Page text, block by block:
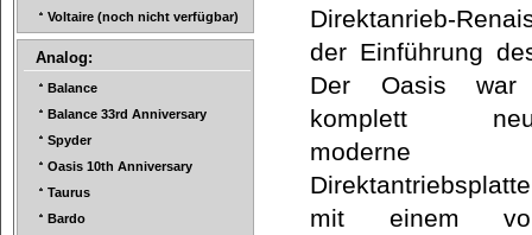
Voltaire (noch nicht verfügbar)
Analog:
Balance
Balance 33rd Anniversary
Spyder
Oasis 10th Anniversary
Taurus
Bardo
Direktanrieb-
der Einführung
Der Oasis
komplett neu-
moderne
mit einem